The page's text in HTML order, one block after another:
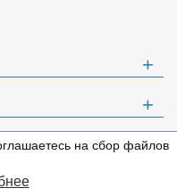
⇩
на сбор файлов